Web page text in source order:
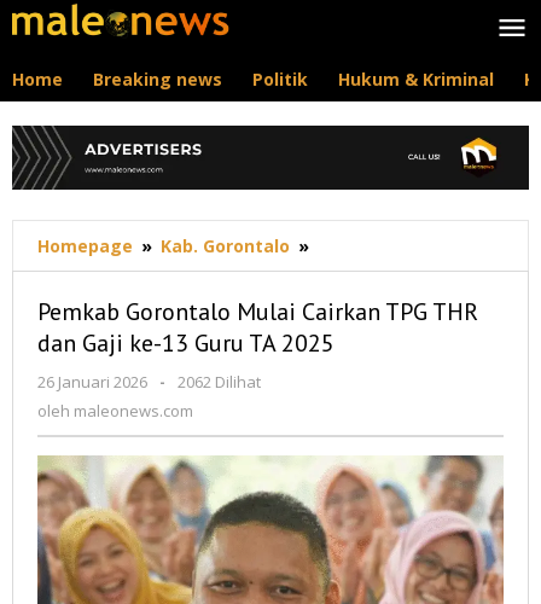
Lewati
ke
Home Breaking news Politik Hukum & Kriminal
Homepage » Kab. Gorontalo »
Gorontalo
Cairkan
TPG
13
Guru
TA
2025
Pemkab Gorontalo Mulai Cairkan TPG THR
dan Gaji ke-13 Guru TA 2025
26 Januari 2026
oleh
-
2062 Dilihat
oleh maleonews.com